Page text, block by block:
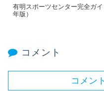
有明スポーツセンター完全ガ
年版）
コメント
コメン